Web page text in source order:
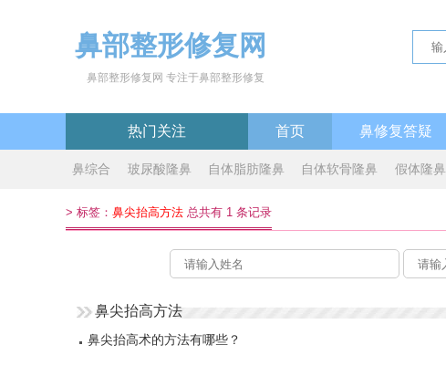
鼻部整形修复网
鼻部整形修复网 专注于鼻部整形修复
热门关注 首页 鼻修复答疑
鼻综合 玻尿酸隆鼻 自体脂肪隆鼻 自体软骨隆鼻 假体隆鼻
> 标签： 鼻尖抬高方法 总共有 1 条记录
鼻尖抬高方法
鼻尖抬高术的方法有哪些？